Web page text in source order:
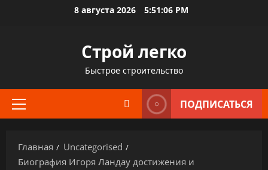
8 августа 2026 5:51:07 PM
Строй легко
Быстрое строительство
Основное
ПОДПИСАТЬСЯ
Главная
Uncategorised
Биография Игоря Ландау достижения и